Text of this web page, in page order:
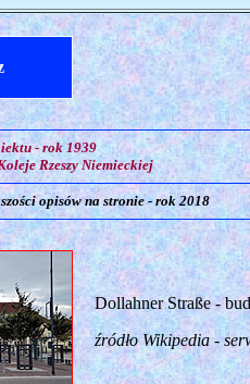
- rok 1939
Rzeszy Niemieckiej
opisów na stronie - rok 2018
Dollahner Straße -
źródło Wikipedia -